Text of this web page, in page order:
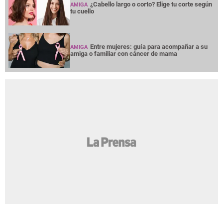
AMIGA ¿Cabello largo o corto? Elige tu corte según
tu cuello
AMIGA Entre mujeres: guía para acompañar a su
amiga o familiar con cáncer de mama